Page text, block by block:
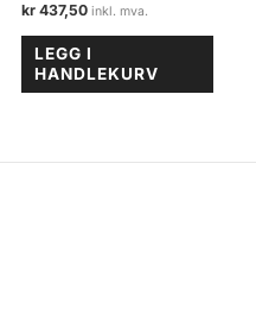
kr 437,50
LEGG I
HANDLEKURV